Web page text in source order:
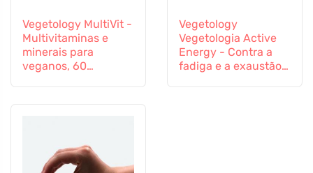
Vegetology MultiVit -
Multivitaminas e
minerais para
veganos, 60
Vegetology
Vegetologia Active
Energy - Contra a
fadiga e a exaustão,